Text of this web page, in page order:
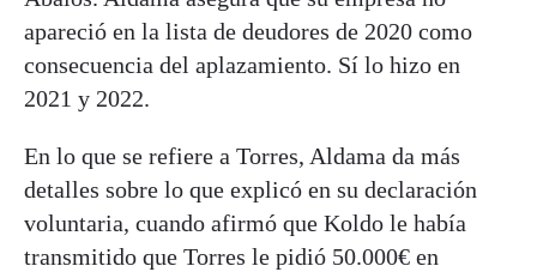
apareció en la lista de deudores de 2020 como
consecuencia del aplazamiento. Sí lo hizo en
2021 y 2022.
En lo que se refiere a Torres, Aldama da más
detalles sobre lo que explicó en su declaración
voluntaria, cuando afirmó que Koldo le había
transmitido que Torres le pidió 50.000€ en